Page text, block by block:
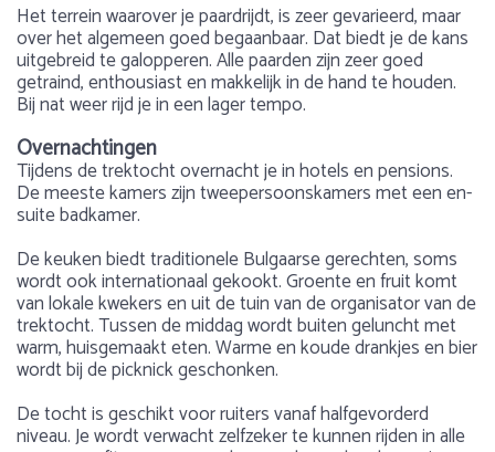
Het terrein waarover je paardrijdt, is zeer gevarieerd, maar
over het algemeen goed begaanbaar. Dat biedt je de kans
uitgebreid te galopperen. Alle paarden zijn zeer goed
getraind, enthousiast en makkelijk in de hand te houden.
Bij nat weer rijd je in een lager tempo.
Overnachtingen
Tijdens de trektocht overnacht je in hotels en pensions.
De meeste kamers zijn tweepersoonskamers met een en-
suite badkamer.
De keuken biedt traditionele Bulgaarse gerechten, soms
wordt ook internationaal gekookt. Groente en fruit komt
van lokale kwekers en uit de tuin van de organisator van de
trektocht. Tussen de middag wordt buiten geluncht met
warm, huisgemaakt eten. Warme en koude drankjes en bier
wordt bij de picknick geschonken.
De tocht is geschikt voor ruiters vanaf halfgevorderd
niveau. Je wordt verwacht zelfzeker te kunnen rijden in alle